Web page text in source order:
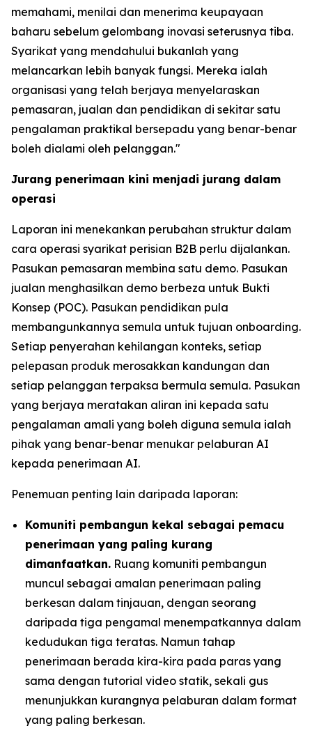
memahami, menilai dan menerima keupayaan
baharu sebelum gelombang inovasi seterusnya tiba.
Syarikat yang mendahului bukanlah yang
melancarkan lebih banyak fungsi. Mereka ialah
organisasi yang telah berjaya menyelaraskan
pemasaran, jualan dan pendidikan di sekitar satu
pengalaman praktikal bersepadu yang benar-benar
boleh dialami oleh pelanggan."
Jurang penerimaan kini menjadi jurang dalam
operasi
Laporan ini menekankan perubahan struktur dalam
cara operasi syarikat perisian B2B perlu dijalankan.
Pasukan pemasaran membina satu demo. Pasukan
jualan menghasilkan demo berbeza untuk Bukti
Konsep (POC). Pasukan pendidikan pula
membangunkannya semula untuk tujuan onboarding.
Setiap penyerahan kehilangan konteks, setiap
pelepasan produk merosakkan kandungan dan
setiap pelanggan terpaksa bermula semula. Pasukan
yang berjaya meratakan aliran ini kepada satu
pengalaman amali yang boleh diguna semula ialah
pihak yang benar-benar menukar pelaburan AI
kepada penerimaan AI.
Penemuan penting lain daripada laporan:
Komuniti pembangun kekal sebagai pemacu
penerimaan yang paling kurang
dimanfaatkan. Ruang komuniti pembangun
muncul sebagai amalan penerimaan paling
berkesan dalam tinjauan, dengan seorang
daripada tiga pengamal menempatkannya dalam
kedudukan tiga teratas. Namun tahap
penerimaan berada kira-kira pada paras yang
sama dengan tutorial video statik, sekali gus
menunjukkan kurangnya pelaburan dalam format
yang paling berkesan.